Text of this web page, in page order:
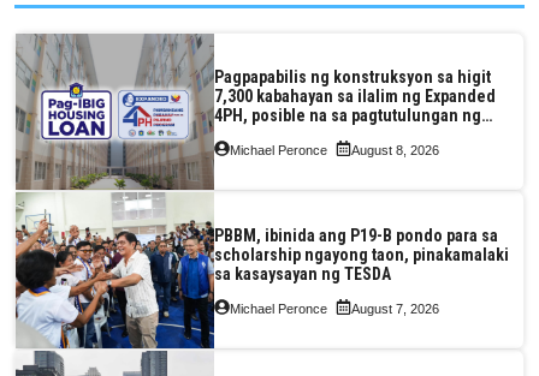
Pagpapabilis ng konstruksyon sa higit
7,300 kabahayan sa ilalim ng Expanded
4PH, posible na sa pagtutulungan ng
Pag-IBIG at P.A. Alvarez
Michael Peronce August 8, 2026
PBBM, ibinida ang P19-B pondo para sa
scholarship ngayong taon, pinakamalaki
sa kasaysayan ng TESDA
Michael Peronce August 7, 2026